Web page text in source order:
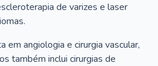
de varizes e laser
em angiologia e cirurgia vascular,
também inclui cirurgias de